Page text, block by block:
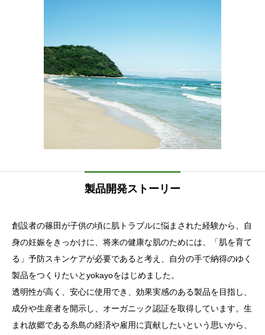
製品開発ストーリー
創設者の篠田が子供の頃に肌トラブルに悩まされた経験から、自
身の妊娠をきっかけに、将来の健康な肌のためには、「肌を育て
る」予防スキンケアが必要であると考え、自分の手で納得のゆく
製品をつくりたいとyokayoをはじめました。
透明性が高く、安心に使用でき、効果実感のある製品を目指し、
成分や生産者を開示し、オーガニック認証を取得しています。生
まれ故郷である糸島の経済や雇用に貢献したいという思いから、